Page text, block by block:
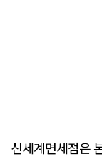
신세계면세점은